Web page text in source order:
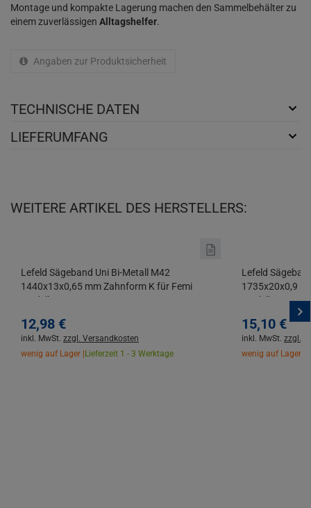
Montage und kompakte Lagerung machen den Sammelbehälter zu
einem zuverlässigen Alltagshelfer.
Angaben zur Produktsicherheit
TECHNISCHE DATEN
LIEFERUMFANG
WEITERE ARTIKEL DES HERSTELLERS:
Lefeld Sägeband Uni Bi-Metall M42
1440x13x0,65 mm Zahnform K für Femi
Modelle
12,98 €
inkl. MwSt. zzgl. Versandkosten
wenig auf Lager | Lieferzeit 1 - 3 Werktage
Lefeld
1735x20x0,9
Modelle
15,10 €
inkl. MwSt. zzgl.
wenig auf Lager |